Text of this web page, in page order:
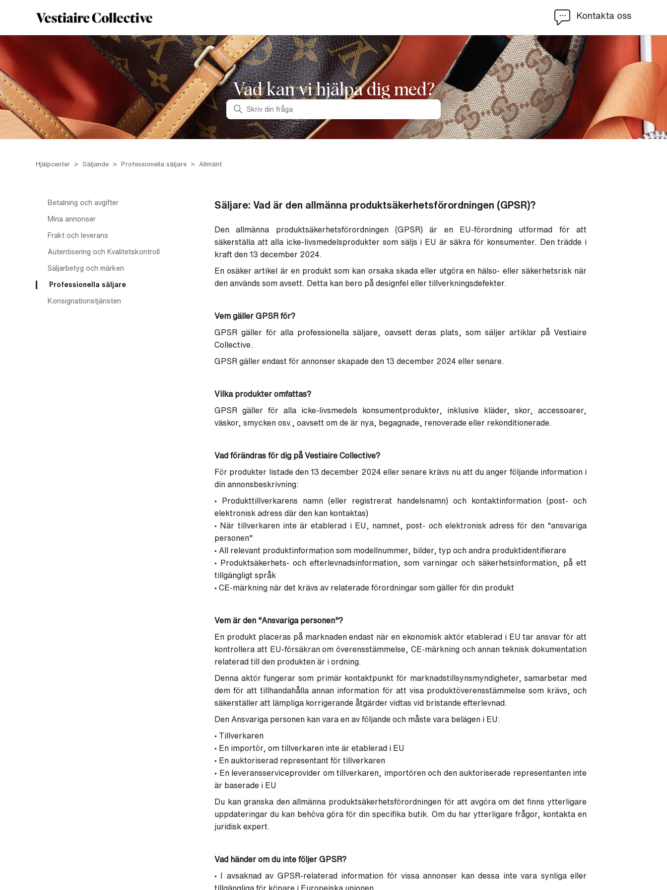
Kontakta oss
Vad kan vi hjälpa dig med?
Sök
Hjälpcenter Säljande Professionella säljare Allmänt
Betalning och avgifter
Mina annonser
Frakt och leverans
Autentisering och Kvalitetskontroll
Säljarbetyg och märken
Professionella säljare
Konsignationstjänsten
Säljare: Vad är den allmänna produktsäkerhetsförordningen (GPSR)?
Den allmänna produktsäkerhetsförordningen (GPSR) är en EU-förordning utformad för att
säkerställa att alla icke-livsmedelsprodukter som säljs i EU är säkra för konsumenter. Den trädde i
kraft den 13 december 2024.
En osäker artikel är en produkt som kan orsaka skada eller utgöra en hälso- eller säkerhetsrisk när
den används som avsett. Detta kan bero på designfel eller tillverkningsdefekter.
Vem gäller GPSR för?
GPSR gäller för alla professionella säljare, oavsett deras plats, som säljer artiklar på Vestiaire
Collective.
GPSR gäller endast för annonser skapade den 13 december 2024 eller senare.
Vilka produkter omfattas?
GPSR gäller för alla icke-livsmedels konsumentprodukter, inklusive kläder, skor, accessoarer,
väskor, smycken osv., oavsett om de är nya, begagnade, renoverade eller rekonditionerade.
Vad förändras för dig på Vestiaire Collective?
För produkter listade den 13 december 2024 eller senare krävs nu att du anger följande information i
din annonsbeskrivning:
• Produkttillverkarens namn (eller registrerat handelsnamn) och kontaktinformation (post- och
elektronisk adress där den kan kontaktas)
• När tillverkaren inte är etablerad i EU, namnet, post- och elektronisk adress för den "ansvariga
personen"
• All relevant produktinformation som modellnummer, bilder, typ och andra produktidentifierare
• Produktsäkerhets- och efterlevnadsinformation, som varningar och säkerhetsinformation, på ett
tillgängligt språk
• CE-märkning när det krävs av relaterade förordningar som gäller för din produkt
Vem är den "Ansvariga personen"?
En produkt placeras på marknaden endast när en ekonomisk aktör etablerad i EU tar ansvar för att
kontrollera att EU-försäkran om överensstämmelse, CE-märkning och annan teknisk dokumentation
relaterad till den produkten är i ordning.
Denna aktör fungerar som primär kontaktpunkt för marknadstillsynsmyndigheter, samarbetar med
dem för att tillhandahålla annan information för att visa produktöverensstämmelse som krävs, och
säkerställer att lämpliga korrigerande åtgärder vidtas vid bristande efterlevnad.
Den Ansvariga personen kan vara en av följande och måste vara belägen i EU:
• Tillverkaren
• En importör, om tillverkaren inte är etablerad i EU
• En auktoriserad representant för tillverkaren
• En leveransserviceprovider om tillverkaren, importören och den auktoriserade representanten inte
är baserade i EU
Du kan granska den allmänna produktsäkerhetsförordningen för att avgöra om det finns ytterligare
uppdateringar du kan behöva göra för din specifika butik. Om du har ytterligare frågor, kontakta en
juridisk expert.
Vad händer om du inte följer GPSR?
• I avsaknad av GPSR-relaterad information för vissa annonser kan dessa inte vara synliga eller
tillgängliga för köpare i Europeiska unionen